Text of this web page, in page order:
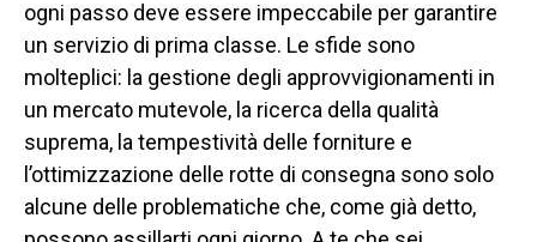
ogni passo deve essere impeccabile per garantire
un servizio di prima classe. Le sfide sono
molteplici: la gestione degli approvvigionamenti in
un mercato mutevole, la ricerca della qualità
suprema, la tempestività delle forniture e
l’ottimizzazione delle rotte di consegna sono solo
alcune delle problematiche che, come già detto,